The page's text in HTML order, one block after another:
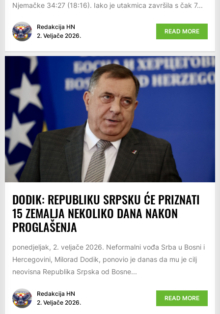
Njemačke 34:27 (18:16). Iako je utakmica završila s čak 7...
Redakcija HN
2. Veljače 2026.
READ MORE
DODIK: REPUBLIKU SRPSKU ĆE PRIZNATI
15 ZEMALJA NEKOLIKO DANA NAKON
PROGLAŠENJA
ponedjeljak, 2. veljače 2026. Neformalni vođa Srba u Bosni i
Hercegovini, Milorad Dodik, ponovio je danas da mu je cilj
neovisna Republika Srpska od Bosne...
Redakcija HN
2. Veljače 2026.
READ MORE